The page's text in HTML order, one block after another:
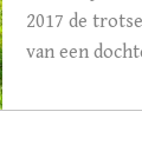
2017 de
van een